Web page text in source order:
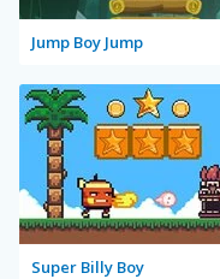
Jump Boy Jump
Super Billy Boy